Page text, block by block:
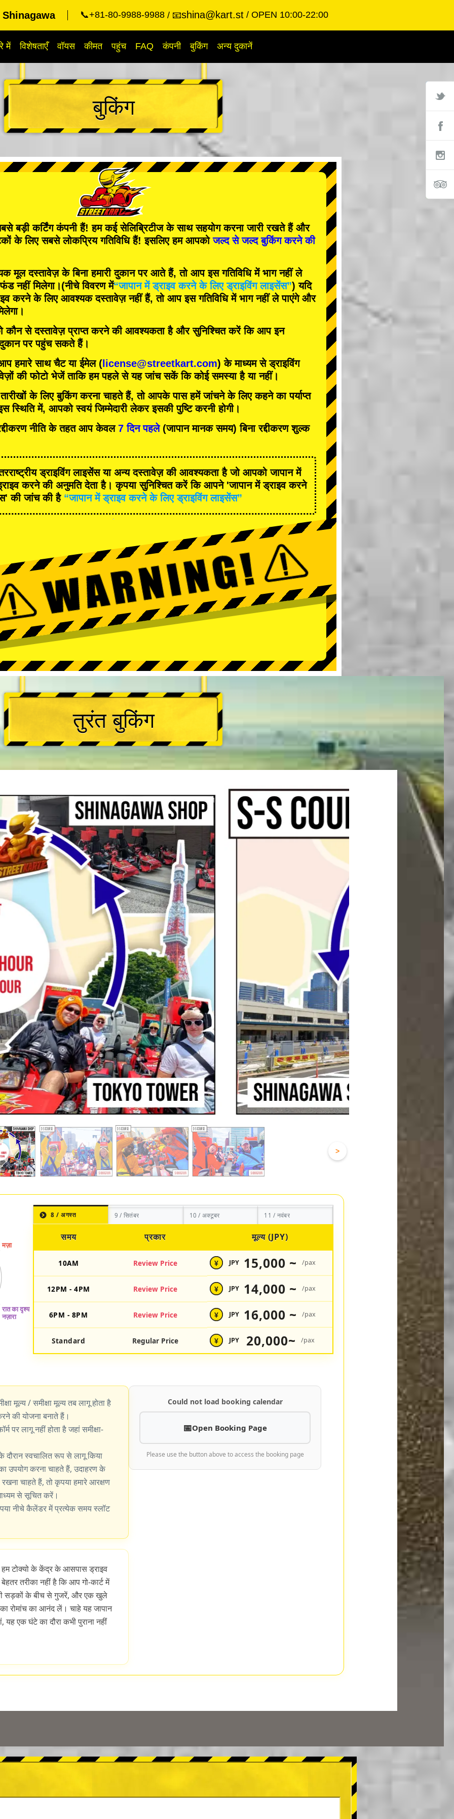
📞+81-80-9988-9988 📧shina@kart.st OPEN 10:00-22:00
में विशेषताएँ वॉयस कीमत पहुंच FAQ कंपनी बुकिंग अन्य दुकानें
बुकिंग
बड़ी कर्टिंग कंपनीहैं! हमकई सेलिब्रिटीजके साथ सहयोग करना जारी रखते हैं और
के लिएसबसे लोकप्रिय गतिविधिहैं! इसलिए हम आपकोजल्द से जल्द बुकिंग करने की
मूल दस्तावेज़ के बिना हमारी दुकान पर आते हैं, तो आप इस गतिविधि में भाग नहीं ले
नहीं मिलेगा।(नीचे विवरण में“जापान में ड्राइव करने के लिए ड्राइविंग लाइसेंस”) यदि
करने के लिए आवश्यक दस्तावेज़ नहीं हैं, तो आप इस गतिविधि में भाग नहीं ले पाएंगे और
कौन से दस्तावेज़ प्राप्त करने की आवश्यकता है और सुनिश्चित करें कि आप इन
दुकान पर पहुंच सकते हैं।
हमारे साथ चैट या ईमेल ( license@streetkart.com) के माध्यम से ड्राइविंग
की फोटो भेजें ताकि हम पहले से यह जांच सकें कि कोई समस्या है या नहीं।
के लिए बुकिंग करना चाहते हैं, तो आपके पास हमें जांचने के लिए कहने का पर्याप्त
स्थिति में, आपको स्वयं जिम्मेदारी लेकर इसकी पुष्टि करनी होगी।
नीति के तहत आप केवल7 दिन पहले(जापान मानक समय) बिना रद्दीकरण शुल्क
ड्राइविंग लाइसेंस या अन्य दस्तावेज़ की आवश्यकता है जो आपको जापान में
करने की अनुमति देता है। कृपया सुनिश्चित करें कि आपने 'जापान में ड्राइव करने
की जांच की है “जापान में ड्राइव करने के लिए ड्राइविंग लाइसेंस”
तुरंत बुकिंग
>
8 / अगस्त 9 / सितंबर 10 / अक्टूबर 11 / नवंबर
समय प्रकार मूल्य (JPY)
10AM Review Price ¥ JPY 15,000 ~ /pax
12PM - 4PM Review Price ¥ JPY 14,000 ~ /pax
6PM - 8PM Review Price ¥ JPY 16,000 ~ /pax
Standard Regular Price ¥ JPY 20,000~ /pax
मूल्य / समीक्षा मूल्य तब लागू होता है
की योजना बनाते हैं।
पर लागू नहीं होता है जहां समीक्षा-
स्वचालित रूप से लागू किया
उपयोग करना चाहते हैं, उदाहरण के
चाहते हैं, तो कृपया हमारे आरक्षण
से सूचित करें।
नीचे कैलेंडर में प्रत्येक समय स्लॉट
टोक्यो के केंद्र के आसपास ड्राइव
तरीका नहीं है कि आप गो-कार्ट में
सड़कों के बीच से गुजरें, और एक खुले
रोमांच का आनंद लें। चाहे यह जापान
यह एक घंटे का दौरा कभी पुराना नहीं
Could not load booking calendar
Open Booking Page
Please use the button above to access the booking page